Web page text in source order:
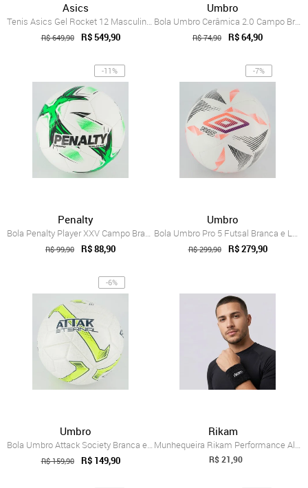
Asics
Tenis Asics Gel Rocket 12 Masculino Azul
R$ 649,90 R$ 549,90
Umbro
Bola Umbro Cerâmica 2.0 Campo Branca
R$ 74,90 R$ 64,90
-11%
Penalty
Bola Penalty Player XXV Campo Branca e Verde
R$ 99,90 R$ 88,90
-7%
Umbro
Bola Umbro Pro 5 Futsal Branca e Laranja
R$ 299,90 R$ 279,90
-6%
Umbro
Bola Umbro Attack Society Branca e Verde
R$ 159,90 R$ 149,90
Rikam
Munhequeira Rikam Performance Algodão Preta
R$ 21,90